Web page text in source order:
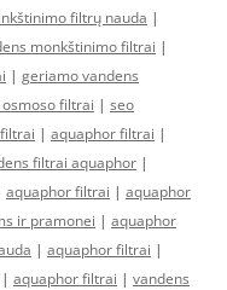
filtrų nauda |
monkštinimo filtrai |
| geriamo vandens
filtrai | seo
| aquaphor filtrai |
filtrai aquaphor |
aquaphor filtrai | aquaphor
ir pramonei | aquaphor
| aquaphor filtrai |
| aquaphor filtrai | vandens